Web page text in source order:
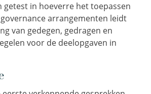
getest in hoeverre het toepassen
arrangementen leidt
van gedegen, gedragen en
voor de deelopgaven in